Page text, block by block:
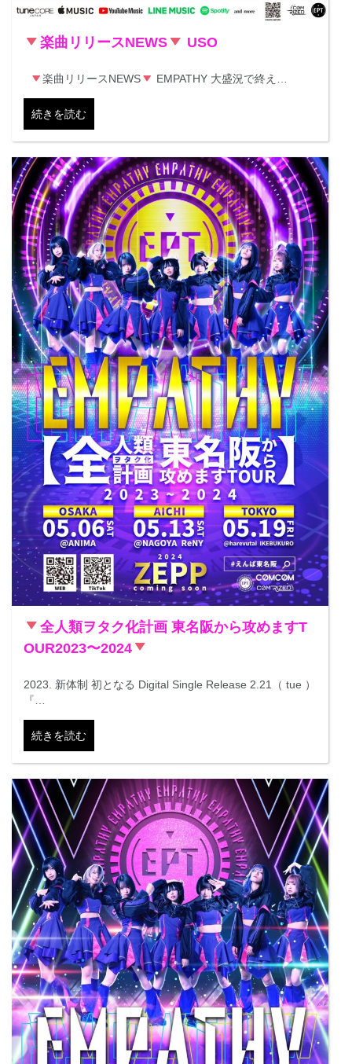
楽曲リリースNEWS USO
楽曲リリースNEWS EMPATHY 大盛況で終え…
続きを読む
全人類ヲタク化計画 東名阪から攻めますT
OUR2023〜2024
2023. 新体制 初となる Digital Single Release 2.21（ tue ）
『…
続きを読む